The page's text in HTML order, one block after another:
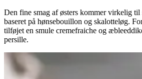
Den fine smag af østers kommer virkelig til
baseret på hønsebouillon og skalotteløg.
tilføjet en smule cremefraiche og
persille.